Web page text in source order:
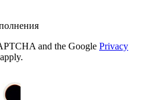
and the Google Privacy
apply.